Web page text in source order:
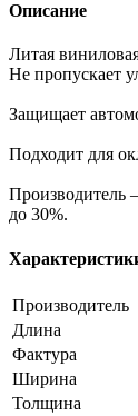
Описание
Литая
Не пропускает
Защищает
Подходит для
Производитель
до 30%.
Производитель
Длина
Фактура
Ширина
Толщина